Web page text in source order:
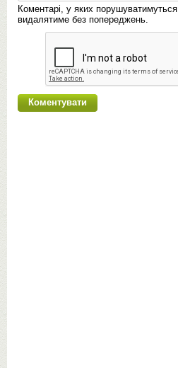
Коментарі, у яких порушуватимуться
видалятиме без попереджень.